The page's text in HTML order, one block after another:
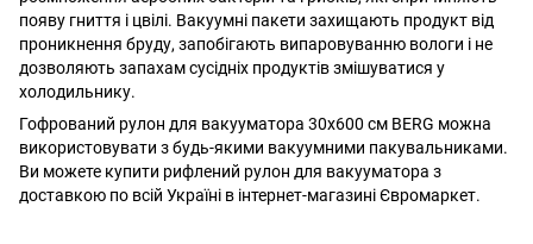
появу гниття і цвілі. Вакуумні пакети захищають продукт від
проникнення бруду, запобігають випаровуванню вологи і не
дозволяють запахам сусідніх продуктів змішуватися у
холодильнику.
Гофрований рулон для вакууматора 30х600 см BERG можна
використовувати з будь-якими вакуумними пакувальниками.
Ви можете купити рифлений рулон для вакууматора з
доставкою по всій Україні в інтернет-магазині Євромаркет.